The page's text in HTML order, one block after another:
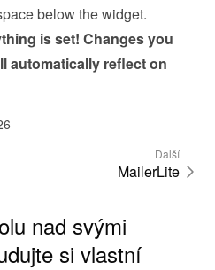
below the widget.
is set! Changes you
automatically reflect on
Další
MailerLite
nad svými
si vlastní